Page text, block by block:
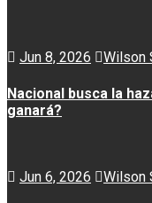
Jun 8, 2026 Wilson
Nacional busca la
ganará?
Jun 6, 2026 Wilson